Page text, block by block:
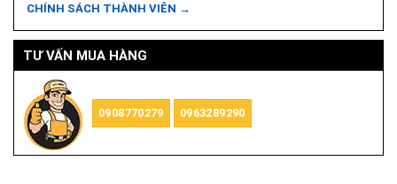
CHÍNH SÁCH THÀNH VIÊN →
TƯ VẤN MUA HÀNG
0908770279 0963289290